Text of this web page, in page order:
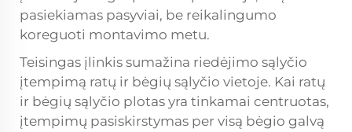
pasiekiamas pasyviai, be reikalingumo
koreguoti montavimo metu.
Teisingas įlinkis sumažina riedėjimo sąlyčio
įtempimą ratų ir bėgių sąlyčio vietoje. Kai ratų
ir bėgių sąlyčio plotas yra tinkamai centruotas,
įtempimų pasiskirstymas per visą bėgio galvą